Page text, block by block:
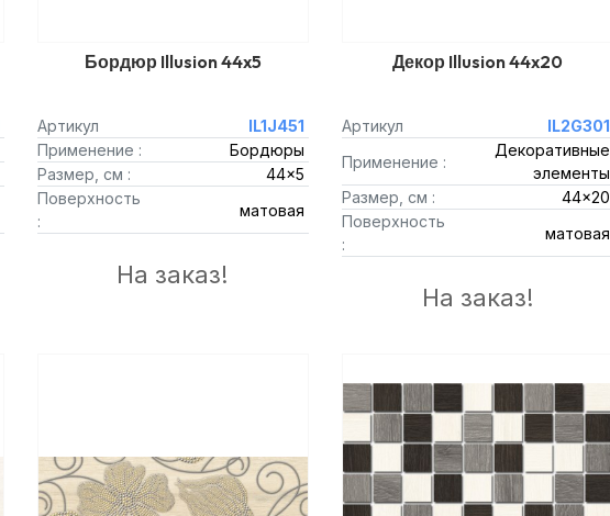
Бордюр Illusion 44x5
Артикул
IL1J451
Применение :
Бордюры
Размер, см :
44x5
Поверхность
:
матовая
На заказ!
Декор Illusion 44x20
Артикул
IL2G301
Применение :
Декоративные
элементы
Размер, см :
44x20
Поверхность
:
матовая
На заказ!